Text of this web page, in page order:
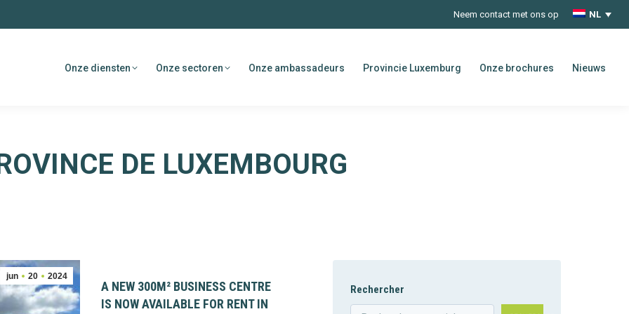
Neem contact met ons op NL
Onze diensten Onze sectoren Onze ambassadeurs Provincie Luxemburg Onze brochures Nieuws
DE LUXEMBOURG
jun 20 2024
A NEW 300M² BUSINESS CENTRE
IS NOW AVAILABLE FOR RENT IN
Rechercher